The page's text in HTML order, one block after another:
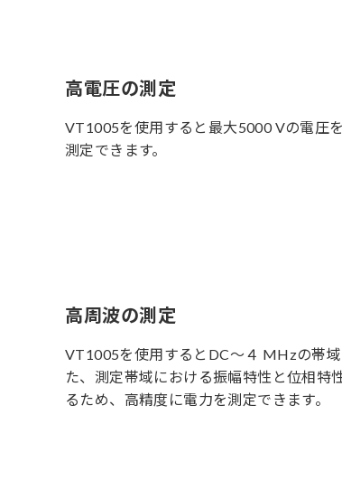
高電圧の測定
VT1005を使用すると最大5000 Vの電圧
測定できます。
高周波の測定
VT1005を使用するとDC〜４ MHzの帯
た、測定帯域における振幅特性と位相特
るため、高精度に電力を測定できます。